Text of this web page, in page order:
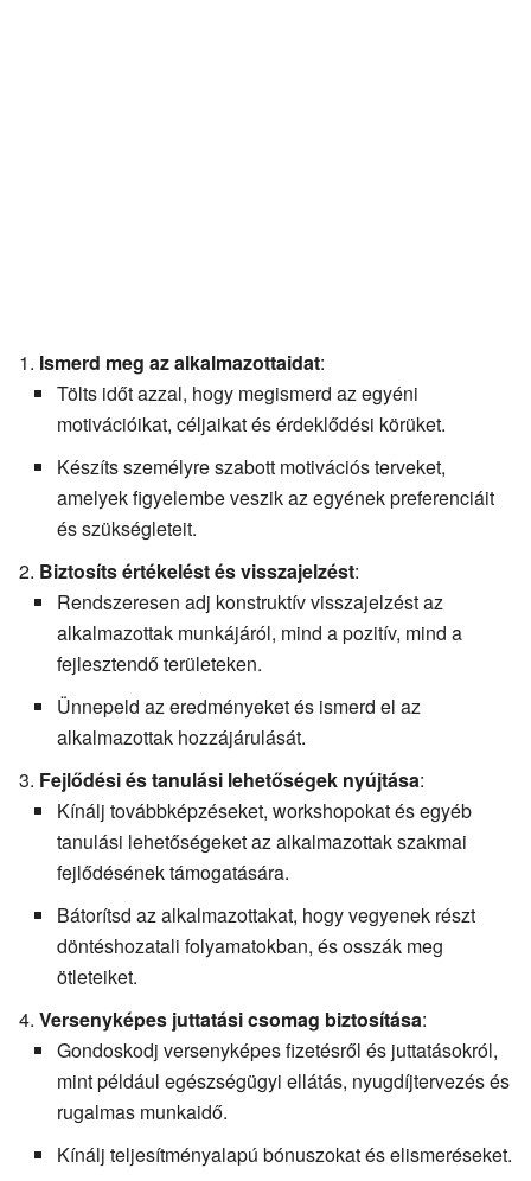
Ismerd meg az alkalmazottaidat:
Tölts időt azzal, hogy megismerd az egyéni
motivációikat, céljaikat és érdeklődési körüket.
Készíts személyre szabott motivációs terveket,
amelyek figyelembe veszik az egyének preferenciáit
és szükségleteit.
Biztosíts értékelést és visszajelzést:
Rendszeresen adj konstruktív visszajelzést az
alkalmazottak munkájáról, mind a pozitív, mind a
fejlesztendő területeken.
Ünnepeld az eredményeket és ismerd el az
alkalmazottak hozzájárulását.
Fejlődési és tanulási lehetőségek nyújtása:
Kínálj továbbképzéseket, workshopokat és egyéb
tanulási lehetőségeket az alkalmazottak szakmai
fejlődésének támogatására.
Bátorítsd az alkalmazottakat, hogy vegyenek részt
döntéshozatali folyamatokban, és osszák meg
ötleteiket.
Versenyképes juttatási csomag biztosítása:
Gondoskodj versenyképes fizetésről és juttatásokról,
mint például egészségügyi ellátás, nyugdíjtervezés és
rugalmas munkaidő.
Kínálj teljesítményalapú bónuszokat és elismeréseket.